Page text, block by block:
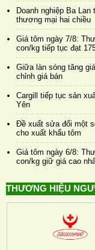
Doanh nghiệp Ba
thương mại hai chiều
Giá tôm ngày 7/8:
con/kg tiếp tục đạt
Giữa làn sóng tăng
chỉnh giá bán
Cargill tiếp tục sản
Yên
Đề xuất sửa đổi một
cho xuất khẩu tôm
Giá tôm ngày 6/8:
con/kg giữ giá cao
THƯƠNG HIỆU